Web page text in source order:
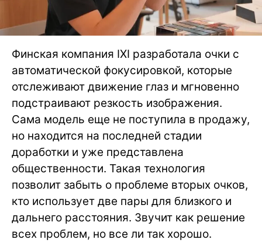
Финская компания IXI разработала очки с
автоматической фокусировкой, которые
отслеживают движение глаз и мгновенно
подстраивают резкость изображения.
Сама модель еще не поступила в продажу,
но находится на последней стадии
доработки и уже представлена
общественности. Такая технология
позволит забыть о проблеме вторых очков,
кто использует две пары для близкого и
дальнего расстояния. Звучит как решение
всех проблем, но все ли так хорошо.